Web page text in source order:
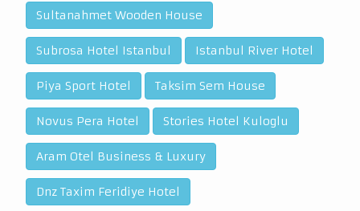
Sultanahmet Wooden House
Subrosa Hotel Istanbul Istanbul River Hotel
Piya Sport Hotel Taksim Sem House
Novus Pera Hotel Stories Hotel Kuloglu
Aram Otel Business & Luxury
Dnz Taxim Feridiye Hotel